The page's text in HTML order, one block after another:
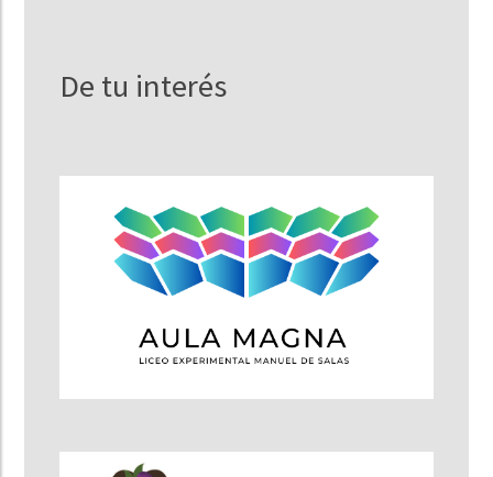
De tu interés